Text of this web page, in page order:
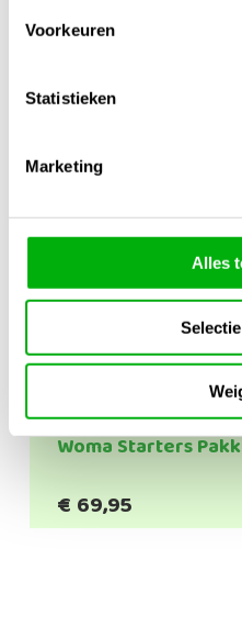
Voorkeuren
Statistieken
Marketing
Alles
Gerelateerde
Woma Starters
€ 69,95